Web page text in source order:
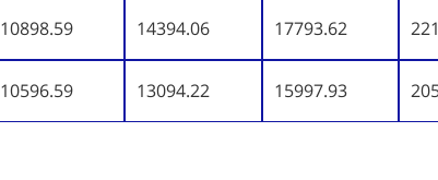
10898.59 14394.06 17793.62
10596.59 13094.22 15997.93